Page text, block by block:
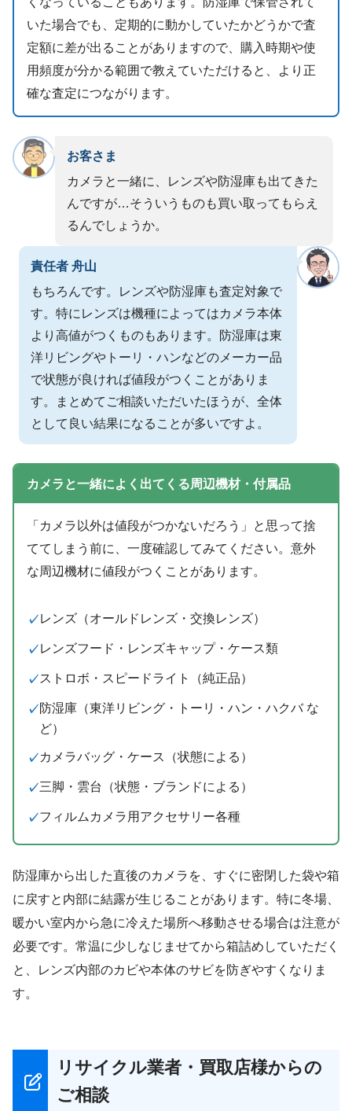
いた場合でも、定期的に動かしていたかどうかで査
定額に差が出ることがありますので、購入時期や使
用頻度が分かる範囲で教えていただけると、より正
確な査定につながります。
お客さま
カメラと一緒に、レンズや防湿庫も出てきた
んですが…そういうものも買い取ってもらえ
るんでしょうか。
責任者 舟山
もちろんです。レンズや防湿庫も査定対象で
す。特にレンズは機種によってはカメラ本体
より高値がつくものもあります。防湿庫は東
洋リビングやトーリ・ハンなどのメーカー品
で状態が良ければ値段がつくことがありま
す。まとめてご相談いただいたほうが、全体
として良い結果になることが多いですよ。
カメラと一緒によく出てくる周辺機材・付属品
「カメラ以外は値段がつかないだろう」と思って捨
ててしまう前に、一度確認してみてください。意外
な周辺機材に値段がつくことがあります。
レンズ（オールドレンズ・交換レンズ）
レンズフード・レンズキャップ・ケース類
ストロボ・スピードライト（純正品）
防湿庫（東洋リビング・トーリ・ハン・ハクバ な
ど）
カメラバッグ・ケース（状態による）
三脚・雲台（状態・ブランドによる）
フィルムカメラ用アクセサリー各種
防湿庫から出した直後のカメラを、すぐに密閉した袋や箱
に戻すと内部に結露が生じることがあります。特に冬場、
暖かい室内から急に冷えた場所へ移動させる場合は注意が
必要です。常温に少しなじませてから箱詰めしていただく
と、レンズ内部のカビや本体のサビを防ぎやすくなりま
す。
リサイクル業者・買取店様からの
ご相談